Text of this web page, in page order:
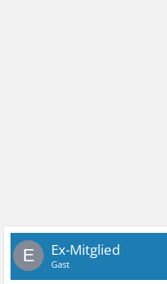
E Ex-Mitglied
Gast